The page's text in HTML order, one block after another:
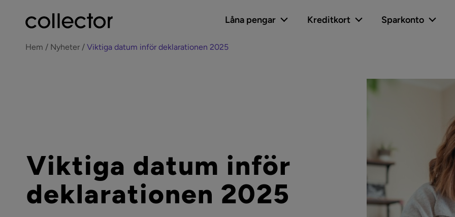
Låna pengar Kreditkort Sparkonto
Hem Nyheter Viktiga datum inför deklarationen 2025
Viktiga datum inför
deklarationen 2025